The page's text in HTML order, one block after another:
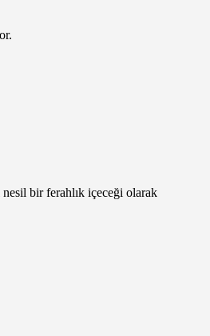
bir ferahlık içeceği olarak